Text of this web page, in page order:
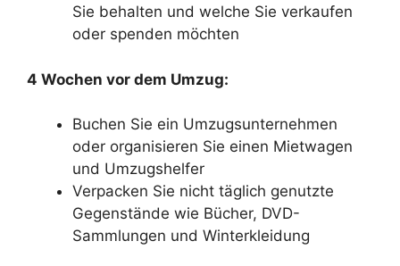
Sie behalten und welche Sie verkaufen
oder spenden möchten
4 Wochen vor dem Umzug:
Buchen Sie ein Umzugsunternehmen
oder organisieren Sie einen Mietwagen
und Umzugshelfer
Verpacken Sie nicht täglich genutzte
Gegenstände wie Bücher, DVD-
Sammlungen und Winterkleidung